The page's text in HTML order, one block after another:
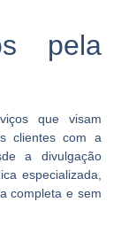
pela
que visam
clientes com a
a divulgação
especializada,
completa e sem